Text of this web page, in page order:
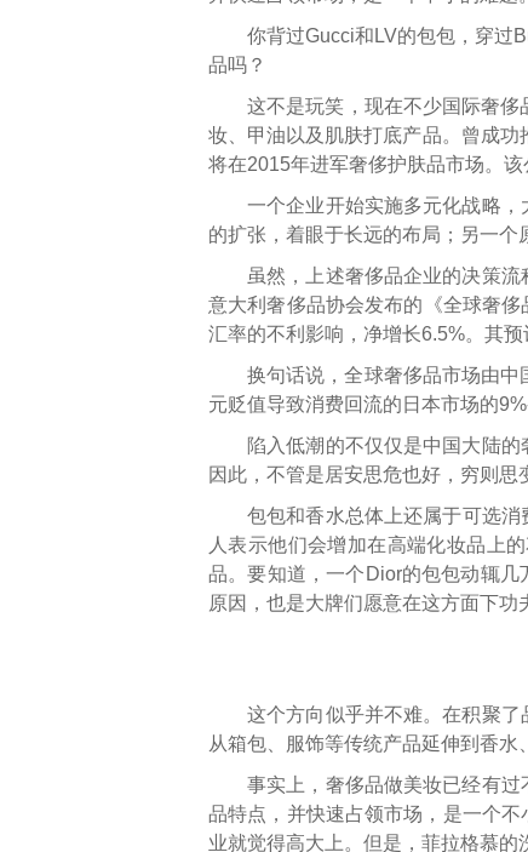
你背过Gucci和LV的包包，穿过
品吗？
这不是玩笑，现在不少国际奢
妆、甲油以及肌肤打底产品。曾成
将在2015年进军奢侈护肤品市场。
一个企业开始实施多元化战略
的扩张，着眼于长远的布局；另一个
虽然，上述奢侈品企业的决策
意大利奢侈品协会发布的《全球奢
汇率的不利影响，净增长6.5%。其
换句话说，全球奢侈品市场由
元贬值导致消费回流的日本市场的
陷入低潮的不仅仅是中国大陆
因此，不管是居安思危也好，穷则思
包包和香水总体上还属于可选
人表示他们会增加在高端化妆品上
品。要知道，一个Dior的包包动辄
原因，也是大牌们愿意在这方面下功
这个方向似乎并不难。在积聚
从箱包、服饰等传统产品延伸到香水
事实上，奢侈品做美妆已经有
品特点，并快速占领市场，是一个
业就觉得高大上。但是，菲拉格慕的